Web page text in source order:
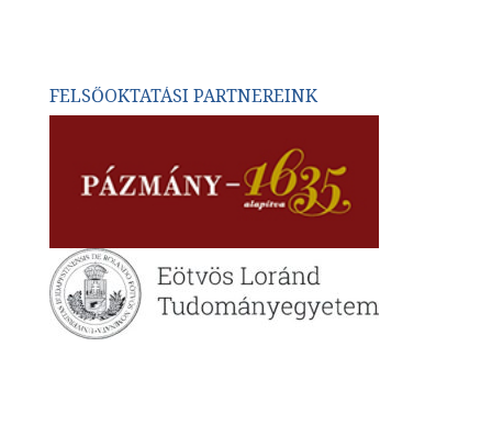
FELSŐOKTATÁSI PARTNEREINK